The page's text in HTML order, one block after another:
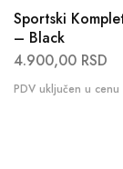
Sportski
– Black
4.900,00 RSD